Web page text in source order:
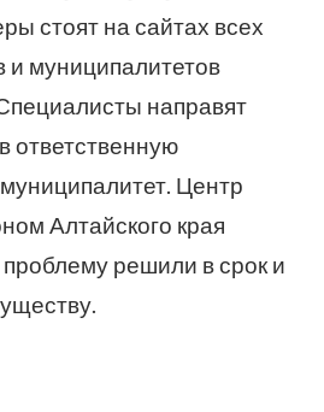
стоят на сайтах всех
и муниципалитетов
направят
ответственную
Центр
Алтайского края
решили в срок и